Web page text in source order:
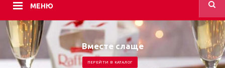
МЕНЮ
Вместе слаще
ПЕРЕЙТИ В КАТАЛОГ